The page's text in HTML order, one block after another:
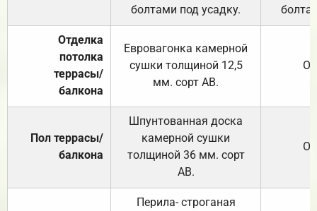
болтами под усадку.
Отделка
потолка
террасы/
балкона
Евровагонка камерной
сушки толщиной 12,5
мм. сорт АВ.
Пол террасы/
балкона
Шпунтованная доска
камерной сушки
толщиной 36 мм. сорт
АВ.
Перила- строганая